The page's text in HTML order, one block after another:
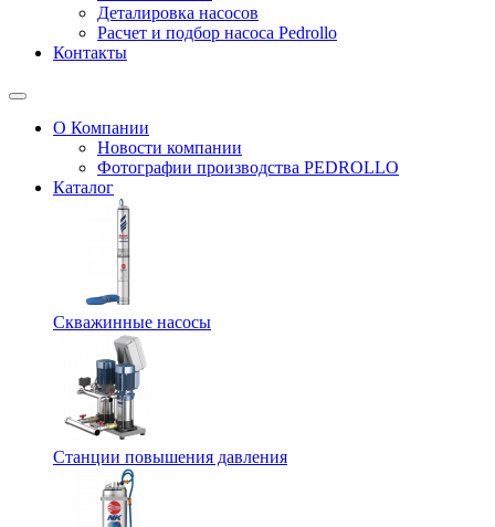
Деталировка насосов
Расчет и подбор насоса Pedrollo
Контакты
О Компании
Новости компании
Фотографии производства PEDROLLO
Каталог
Скважинные насосы
Станции повышения давления